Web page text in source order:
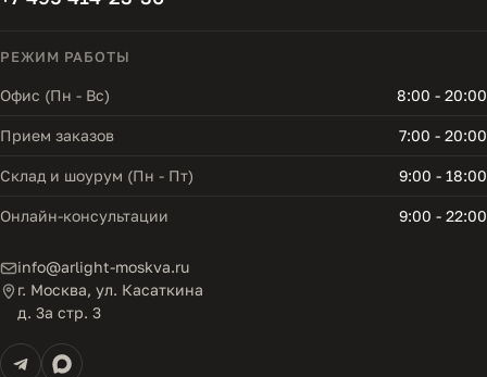
РЕЖИМ РАБОТЫ
Офис (Пн - Вс) 8:00 - 20:00
Прием заказов 7:00 - 20:00
Склад и шоурум (Пн - Пт) 9:00 - 18:00
Онлайн-консультации 9:00 - 22:00
info@arlight-moskva.ru
г. Москва, ул. Касаткина
д. 3а стр. 3